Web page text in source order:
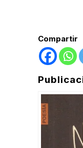
Compartir